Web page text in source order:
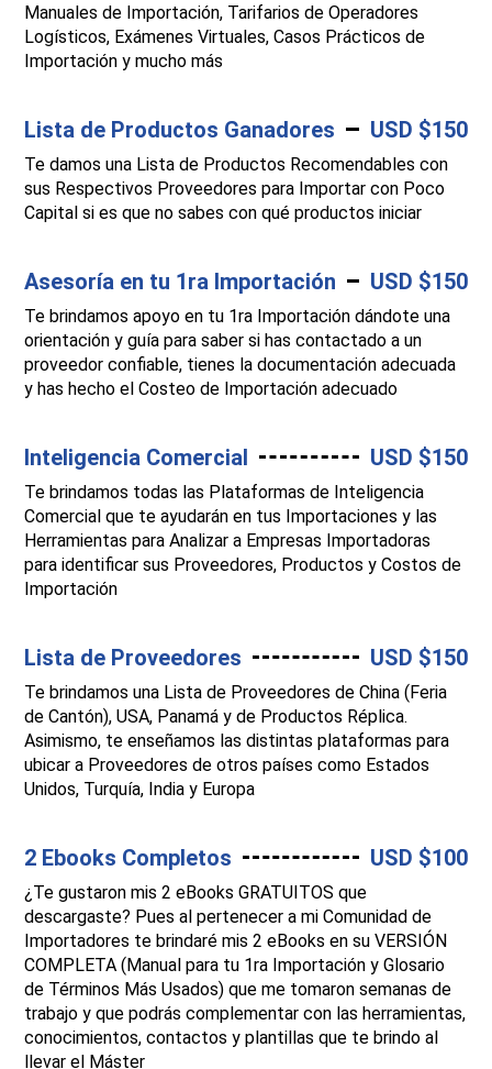
Manuales de Importación, Tarifarios de Operadores
Logísticos, Exámenes Virtuales, Casos Prácticos de
Importación y mucho más
Lista de Productos Ganadores USD $150
Te damos una Lista de Productos Recomendables con
sus Respectivos Proveedores para Importar con Poco
Capital si es que no sabes con qué productos iniciar
Asesoría en tu 1ra Importación USD $150
Te brindamos apoyo en tu 1ra Importación dándote una
orientación y guía para saber si has contactado a un
proveedor confiable, tienes la documentación adecuada
y has hecho el Costeo de Importación adecuado
Inteligencia Comercial USD $150
Te brindamos todas las Plataformas de Inteligencia
Comercial que te ayudarán en tus Importaciones y las
Herramientas para Analizar a Empresas Importadoras
para identificar sus Proveedores, Productos y Costos de
Importación
Lista de Proveedores USD $150
Te brindamos una Lista de Proveedores de China (Feria
de Cantón), USA, Panamá y de Productos Réplica.
Asimismo, te enseñamos las distintas plataformas para
ubicar a Proveedores de otros países como Estados
Unidos, Turquía, India y Europa
2 Ebooks Completos USD $100
¿Te gustaron mis 2 eBooks GRATUITOS que
descargaste? Pues al pertenecer a mi Comunidad de
Importadores te brindaré mis 2 eBooks en su VERSIÓN
COMPLETA (Manual para tu 1ra Importación y Glosario
de Términos Más Usados) que me tomaron semanas de
trabajo y que podrás complementar con las herramientas,
conocimientos, contactos y plantillas que te brindo al
llevar el Máster